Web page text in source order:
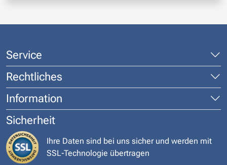
Service
Rechtliches
Information
Sicherheit
Ihre Daten sind bei uns sicher und werden mit
SSL-Technologie übertragen